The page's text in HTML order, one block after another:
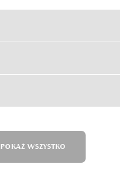
POKAŻ WSZYSTKO